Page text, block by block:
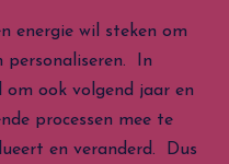
energie wil steken om
personaliseren. In
om ook volgend jaar en
processen mee te
en veranderd. Dus